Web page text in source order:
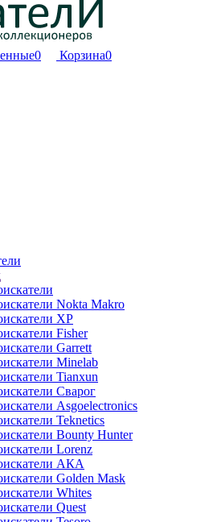
0 Корзина0
Nokta Makro
XP
Fisher
Garrett
Minelab
Tianxun
Сварог
Asgoelectronics
Teknetics
Bounty Hunter
Lorenz
АКА
Golden Mask
Whites
Quest